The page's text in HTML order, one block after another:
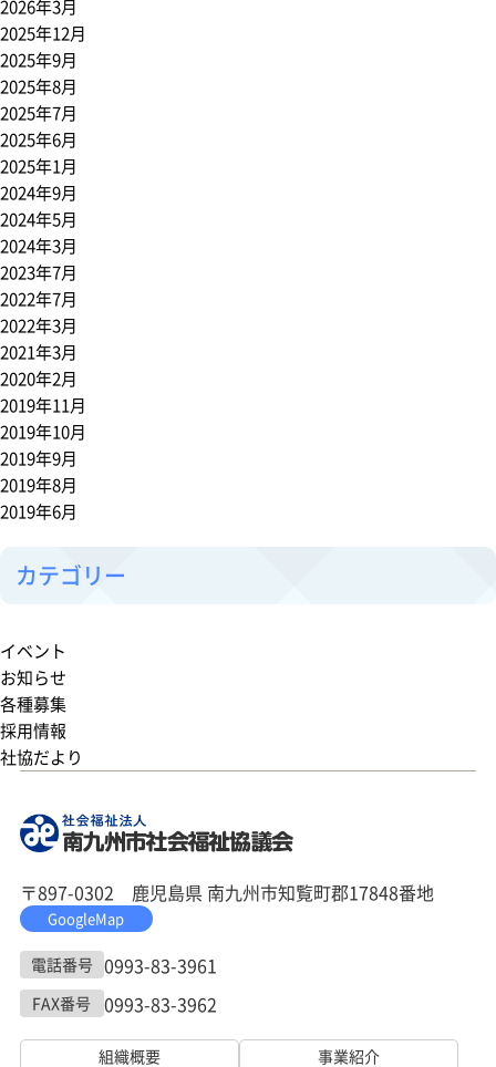
2026年3月
2025年12月
2025年9月
2025年8月
2025年7月
2025年6月
2025年1月
2024年9月
2024年5月
2024年3月
2023年7月
2022年7月
2022年3月
2021年3月
2020年2月
2019年11月
2019年10月
2019年9月
2019年8月
2019年6月
カテゴリー
イベント
お知らせ
各種募集
採用情報
社協だより
〒897-0302 鹿児島県 南九州市知覧町郡17848番地
GoogleMap
電話番号 0993-83-3961
FAX番号 0993-83-3962
組織概要 事業紹介